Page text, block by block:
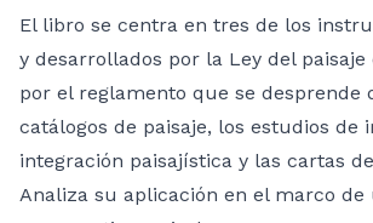
El libro se centra en tres de los
y desarrollados por la Ley del paisaje
por el reglamento que se desprende
catálogos de paisaje, los estudios de
integración paisajística y las cartas
Analiza su aplicación en el marco de